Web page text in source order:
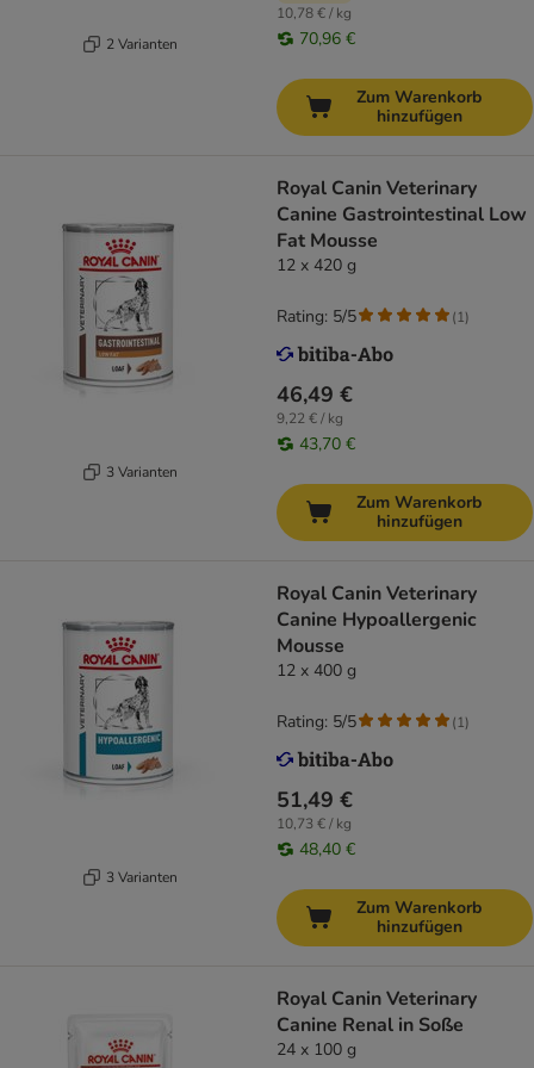
2 Varianten
10,78 € / kg
70,96 €
Zum Warenkorb
hinzufügen
3 Varianten
Royal Canin Veterinary
Canine Gastrointestinal Low
Fat Mousse
12 x 420 g
46,49 €
9,22 € / kg
43,70 €
Rating: 5/5 (1)
Zum Warenkorb
hinzufügen
3 Varianten
Royal Canin Veterinary
Canine Hypoallergenic
Mousse
12 x 400 g
51,49 €
10,73 € / kg
48,40 €
Rating: 5/5 (1)
Zum Warenkorb
hinzufügen
Royal Canin Veterinary
Canine Renal in Soße
24 x 100 g